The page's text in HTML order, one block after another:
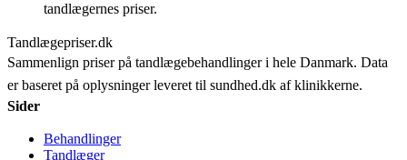
tandlægernes priser.
Tandlægepriser.dk
Sammenlign priser på tandlægebehandlinger i hele Danmark. Data
er baseret på oplysninger leveret til sundhed.dk af klinikkerne.
Sider
Behandlinger
Tandlæger